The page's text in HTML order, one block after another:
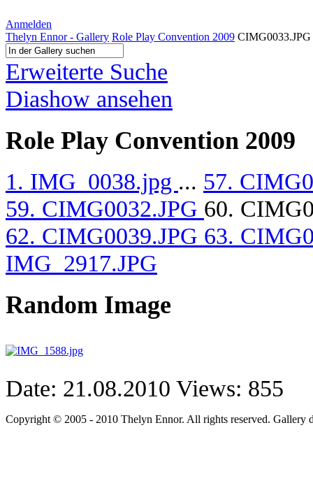
Anmelden
Thelyn Ennor - Gallery Role Play Convention 2009 CIMG0033.JPG
Erweiterte Suche
Diashow ansehen
Role Play Convention 2009
1. IMG_0038.jpg ... 57.
59. CIMG0032.JPG 60.
62. CIMG0039.JPG 63.
IMG_2917.JPG
Random Image
Date: 21.08.2010 Views: 855
Copyright © 2005 - 2010 Thelyn Ennor. All rights reserved. Gallery